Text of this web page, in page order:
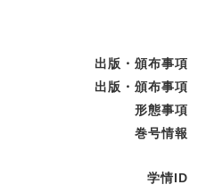
出版・頒布事項
出版・頒布事項
形態事項
巻号情報
学情ID